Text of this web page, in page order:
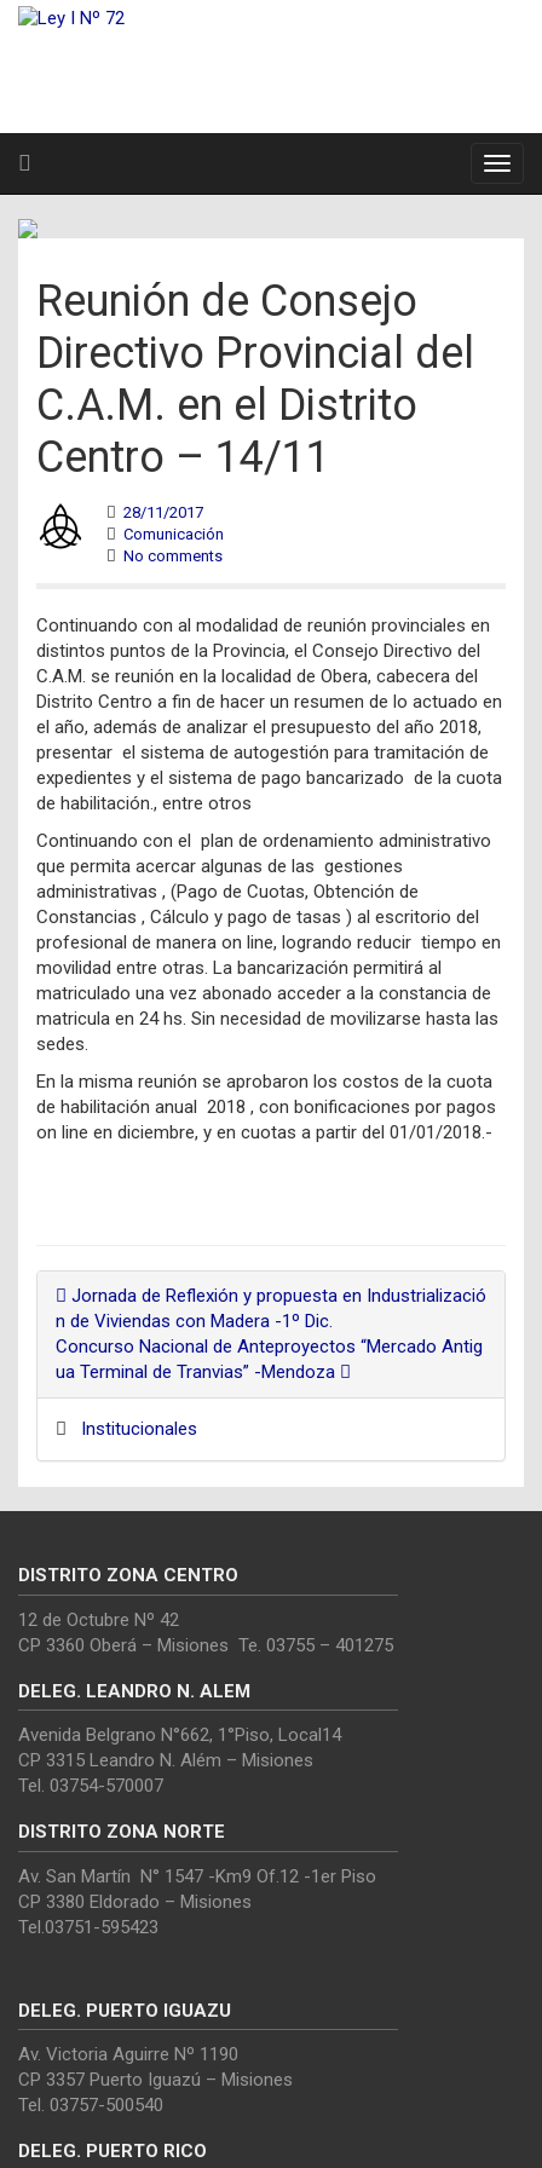
Reunión de Consejo
Directivo Provincial del
C.A.M. en el Distrito
Centro – 14/11
28/11/2017
Comunicación
No comments
Continuando con al modalidad de reunión provinciales en
distintos puntos de la Provincia, el Consejo Directivo del
C.A.M. se reunión en la localidad de Obera, cabecera del
Distrito Centro a fin de hacer un resumen de lo actuado en
el año, además de analizar el presupuesto del año 2018,
presentar el sistema de autogestión para tramitación de
expedientes y el sistema de pago bancarizado de la cuota
de habilitación., entre otros
Continuando con el plan de ordenamiento administrativo
que permita acercar algunas de las gestiones
administrativas , (Pago de Cuotas, Obtención de
Constancias , Cálculo y pago de tasas ) al escritorio del
profesional de manera on line, logrando reducir tiempo en
movilidad entre otras. La bancarización permitirá al
matriculado una vez abonado acceder a la constancia de
matricula en 24 hs. Sin necesidad de movilizarse hasta las
sedes.
En la misma reunión se aprobaron los costos de la cuota
de habilitación anual 2018 , con bonificaciones por pagos
on line en diciembre, y en cuotas a partir del 01/01/2018.-
Jornada de Reflexión y propuesta en Industrializació
n de Viviendas con Madera -1º Dic.
Concurso Nacional de Anteproyectos “Mercado Antig
ua Terminal de Tranvias” -Mendoza
Institucionales
DISTRITO ZONA CENTRO
12 de Octubre Nº 42
CP 3360 Oberá – Misiones Te. 03755 – 401275
DELEG. LEANDRO N. ALEM
Avenida Belgrano N°662, 1°Piso, Local14
CP 3315 Leandro N. Além – Misiones
Tel. 03754-570007
DISTRITO ZONA NORTE
Av. San Martín N° 1547 -Km9 Of.12 -1er Piso
CP 3380 Eldorado – Misiones
Tel.03751-595423
DELEG. PUERTO IGUAZU
Av. Victoria Aguirre Nº 1190
CP 3357 Puerto Iguazú – Misiones
Tel. 03757-500540
DELEG. PUERTO RICO